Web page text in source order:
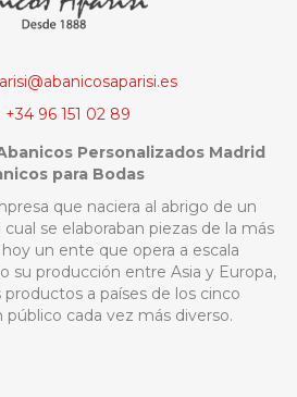
+34 96 151 02 89
Personalizados Madrid
para Bodas
que naciera al abrigo de un
se elaboraban piezas de la más
un ente que opera a escala
su producción entre Asia y Europa,
a países de los cinco
cada vez más diverso.